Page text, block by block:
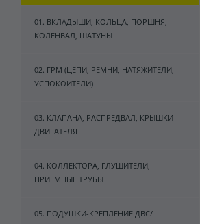
01. ВКЛАДЫШИ, КОЛЬЦА, ПОРШНЯ,
КОЛЕНВАЛ, ШАТУНЫ
02. ГРМ (ЦЕПИ, РЕМНИ, НАТЯЖИТЕЛИ,
УСПОКОИТЕЛИ)
03. КЛАПАНА, РАСПРЕДВАЛ, КРЫШКИ
ДВИГАТЕЛЯ
04. КОЛЛЕКТОРА, ГЛУШИТЕЛИ,
ПРИЕМНЫЕ ТРУБЫ
05. ПОДУШКИ-КРЕПЛЕНИЕ ДВС/